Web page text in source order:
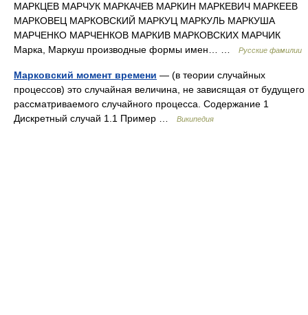
МАРКЦЕВ МАРЧУК МАРКАЧЕВ МАРКИН МАРКЕВИЧ МАРКЕЕВ
МАРКОВЕЦ МАРКОВСКИЙ МАРКУЦ МАРКУЛЬ МАРКУША
МАРЧЕНКО МАРЧЕНКОВ МАРКИВ МАРКОВСКИХ МАРЧИК
Марка, Маркуш производные формы имен… …
Русские фамилии
Марковский момент времени — (в теории случайных
процессов) это случайная величина, не зависящая от будущего
рассматриваемого случайного процесса. Содержание 1
Дискретный случай 1.1 Пример …
Википедия